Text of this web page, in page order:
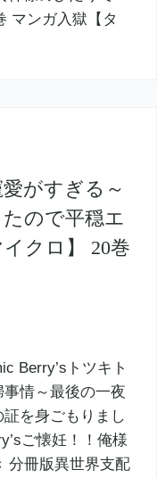
がすぎる～
ので平穏エ
クロ】 20巻
Berry’sトツキト
情～最後の一夜
を身ごもりまし
ご懐妊！！俺様
分冊版異世界支配